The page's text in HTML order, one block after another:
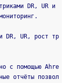
DR, UR и
DR, UR, рост тр
с помощью Ahre
отчёты позвол